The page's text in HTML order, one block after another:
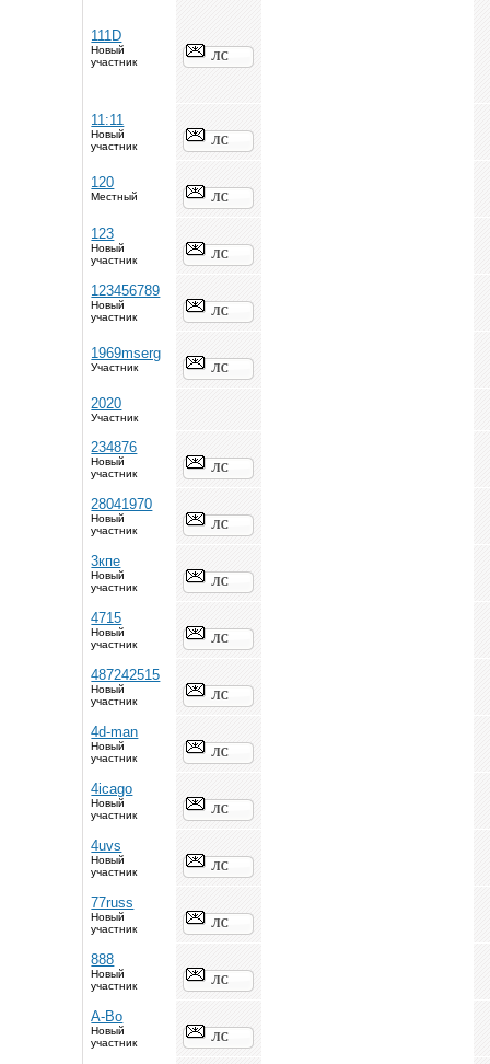
111D
Новый
участник
11:11
Новый
участник
120
Местный
123
Новый
участник
123456789
Новый
участник
1969mserg
Участник
2020
Участник
234876
Новый
участник
28041970
Новый
участник
3кпе
Новый
участник
4715
Новый
участник
487242515
Новый
участник
4d-man
Новый
участник
4icago
Новый
участник
4uvs
Новый
участник
77russ
Новый
участник
888
Новый
участник
A-Bo
Новый
участник